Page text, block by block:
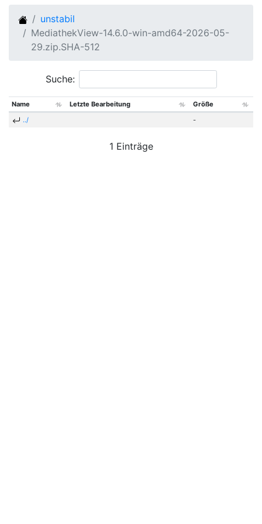
unstabil
MediathekView-14.6.0-win-amd64-2026-05-
29.zip.SHA-512
Suche:
Name Letzte Bearbeitung
Größe
../
-
1 Einträge